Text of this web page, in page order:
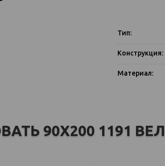
Тип:
Конструкция:
Материал:
90Х200 1191